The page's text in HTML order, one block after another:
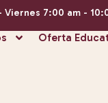
Viernes 7:00 am -
Oferta